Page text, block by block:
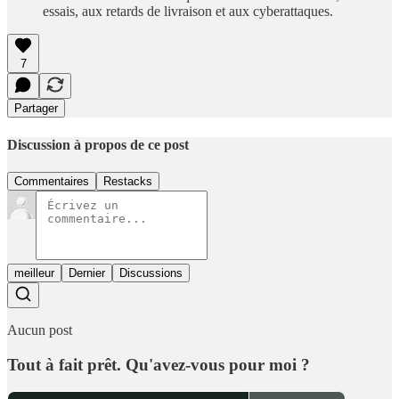
essais, aux retards de livraison et aux cyberattaques.
7
Partager
Discussion à propos de ce post
Commentaires Restacks
meilleur Dernier Discussions
Aucun post
Tout à fait prêt. Qu'avez-vous pour moi ?